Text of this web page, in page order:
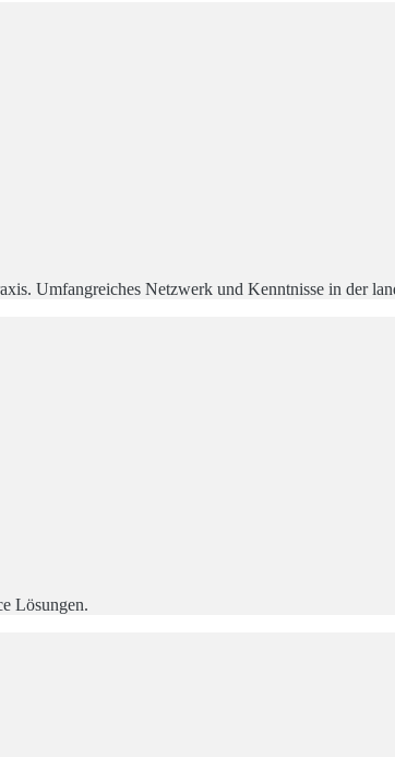
Umfangreiches Netzwerk und Kenntnisse in der
Lösungen.